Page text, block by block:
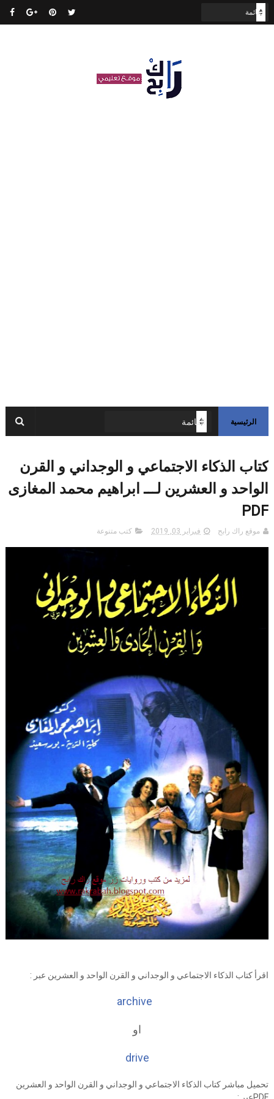
الرئيسية
كتاب الذكاء الاجتماعي و الوجداني و القرن
الواحد و العشرين لـــ ابراهيم محمد المغازى
PDF
موقع راك رابح فبراير 03, 2019 كتب متنوعة
اقرأ كتاب الذكاء الاجتماعي و الوجداني و القرن الواحد و العشرين عبر :
او
drive
تحميل مباشر كتاب الذكاء الاجتماعي و الوجداني و القرن الواحد و العشرين